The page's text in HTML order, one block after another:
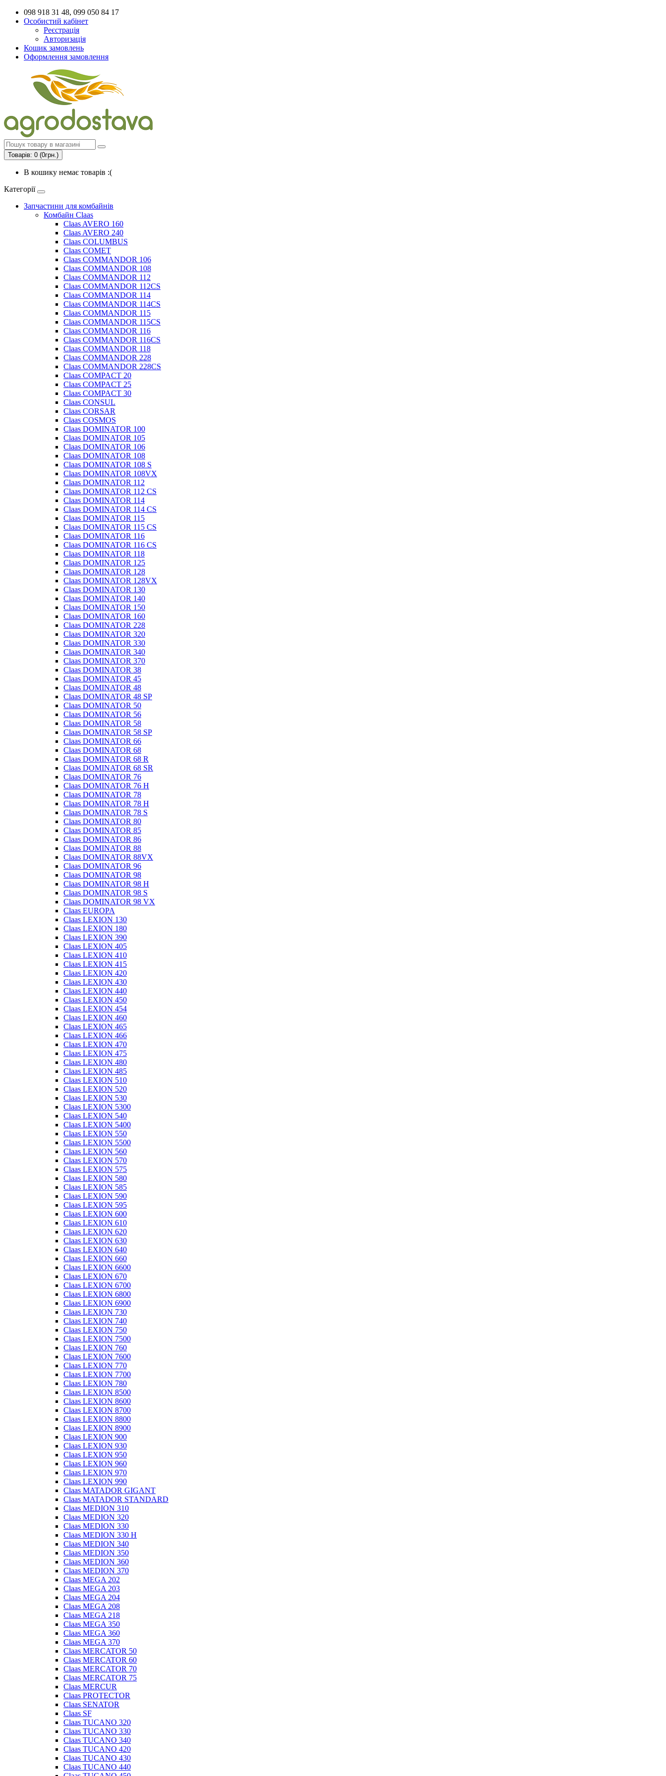
098 918 31 48, 099 050 84 17
Особистий кабінет
Реєстрація
Авторизація
Кошик замовлень
Оформлення замовлення
Товарів: 0 (0грн.)
В кошику немає товарів :(
Категорії
Запчастини для комбайнів
Комбайн Claas
Claas AVERO 160
Claas AVERO 240
Claas COLUMBUS
Claas COMET
Claas COMMANDOR 106
Claas COMMANDOR 108
Claas COMMANDOR 112
Claas COMMANDOR 112CS
Claas COMMANDOR 114
Claas COMMANDOR 114CS
Claas COMMANDOR 115
Claas COMMANDOR 115CS
Claas COMMANDOR 116
Claas COMMANDOR 116CS
Claas COMMANDOR 118
Claas COMMANDOR 228
Claas COMMANDOR 228CS
Claas COMPACT 20
Claas COMPACT 25
Claas COMPACT 30
Claas CONSUL
Claas CORSAR
Claas COSMOS
Claas DOMINATOR 100
Claas DOMINATOR 105
Claas DOMINATOR 106
Claas DOMINATOR 108
Claas DOMINATOR 108 S
Claas DOMINATOR 108VX
Claas DOMINATOR 112
Claas DOMINATOR 112 CS
Claas DOMINATOR 114
Claas DOMINATOR 114 CS
Claas DOMINATOR 115
Claas DOMINATOR 115 CS
Claas DOMINATOR 116
Claas DOMINATOR 116 CS
Claas DOMINATOR 118
Claas DOMINATOR 125
Claas DOMINATOR 128
Claas DOMINATOR 128VX
Claas DOMINATOR 130
Claas DOMINATOR 140
Claas DOMINATOR 150
Claas DOMINATOR 160
Claas DOMINATOR 228
Claas DOMINATOR 320
Claas DOMINATOR 330
Claas DOMINATOR 340
Claas DOMINATOR 370
Claas DOMINATOR 38
Claas DOMINATOR 45
Claas DOMINATOR 48
Claas DOMINATOR 48 SP
Claas DOMINATOR 50
Claas DOMINATOR 56
Claas DOMINATOR 58
Claas DOMINATOR 58 SP
Claas DOMINATOR 66
Claas DOMINATOR 68
Claas DOMINATOR 68 R
Claas DOMINATOR 68 SR
Claas DOMINATOR 76
Claas DOMINATOR 76 H
Claas DOMINATOR 78
Claas DOMINATOR 78 H
Claas DOMINATOR 78 S
Claas DOMINATOR 80
Claas DOMINATOR 85
Claas DOMINATOR 86
Claas DOMINATOR 88
Claas DOMINATOR 88VX
Claas DOMINATOR 96
Claas DOMINATOR 98
Claas DOMINATOR 98 H
Claas DOMINATOR 98 S
Claas DOMINATOR 98 VX
Claas EUROPA
Claas LEXION 130
Claas LEXION 180
Claas LEXION 390
Claas LEXION 405
Claas LEXION 410
Claas LEXION 415
Claas LEXION 420
Claas LEXION 430
Claas LEXION 440
Claas LEXION 450
Claas LEXION 454
Claas LEXION 460
Claas LEXION 465
Claas LEXION 466
Claas LEXION 470
Claas LEXION 475
Claas LEXION 480
Claas LEXION 485
Claas LEXION 510
Claas LEXION 520
Claas LEXION 530
Claas LEXION 5300
Claas LEXION 540
Claas LEXION 5400
Claas LEXION 550
Claas LEXION 5500
Claas LEXION 560
Claas LEXION 570
Claas LEXION 575
Claas LEXION 580
Claas LEXION 585
Claas LEXION 590
Claas LEXION 595
Claas LEXION 600
Claas LEXION 610
Claas LEXION 620
Claas LEXION 630
Claas LEXION 640
Claas LEXION 660
Claas LEXION 6600
Claas LEXION 670
Claas LEXION 6700
Claas LEXION 6800
Claas LEXION 6900
Claas LEXION 730
Claas LEXION 740
Claas LEXION 750
Claas LEXION 7500
Claas LEXION 760
Claas LEXION 7600
Claas LEXION 770
Claas LEXION 7700
Claas LEXION 780
Claas LEXION 8500
Claas LEXION 8600
Claas LEXION 8700
Claas LEXION 8800
Claas LEXION 8900
Claas LEXION 900
Claas LEXION 930
Claas LEXION 950
Claas LEXION 960
Claas LEXION 970
Claas LEXION 990
Claas MATADOR GIGANT
Claas MATADOR STANDARD
Claas MEDION 310
Claas MEDION 320
Claas MEDION 330
Claas MEDION 330 H
Claas MEDION 340
Claas MEDION 350
Claas MEDION 360
Claas MEDION 370
Claas MEGA 202
Claas MEGA 203
Claas MEGA 204
Claas MEGA 208
Claas MEGA 218
Claas MEGA 350
Claas MEGA 360
Claas MEGA 370
Claas MERCATOR 50
Claas MERCATOR 60
Claas MERCATOR 70
Claas MERCATOR 75
Claas MERCUR
Claas PROTECTOR
Claas SENATOR
Claas SF
Claas TUCANO 320
Claas TUCANO 330
Claas TUCANO 340
Claas TUCANO 420
Claas TUCANO 430
Claas TUCANO 440